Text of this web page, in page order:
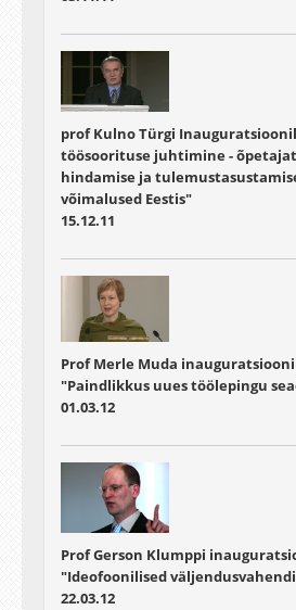
prof Kulno Türgi
töösoorituse juhtimine -
hindamise ja
võimalused Eestis"
15.12.11
Prof Merle Muda
"Paindlikkus uues töölepingu
01.03.12
Prof Gerson Klumppi
"Ideofoonilised
22.03.12